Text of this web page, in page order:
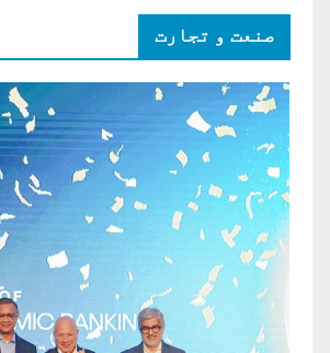
صنعت و تجارت